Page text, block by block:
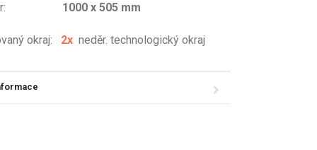
1000 x 505 mm
okraj: 2x neděr. technologický okraj